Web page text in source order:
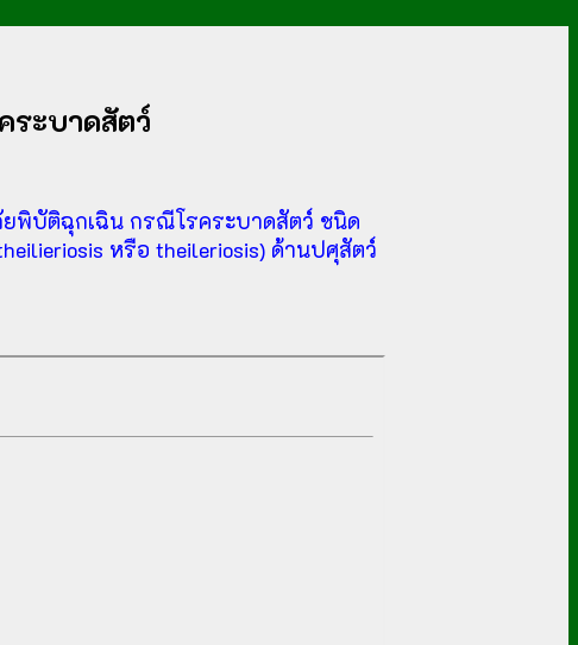
ระบาดสัตว์
บัติฉุกเฉิน กรณีโรคระบาดสัตว์ ชนิด
หรือ theileriosis) ด้านปศุสัตว์